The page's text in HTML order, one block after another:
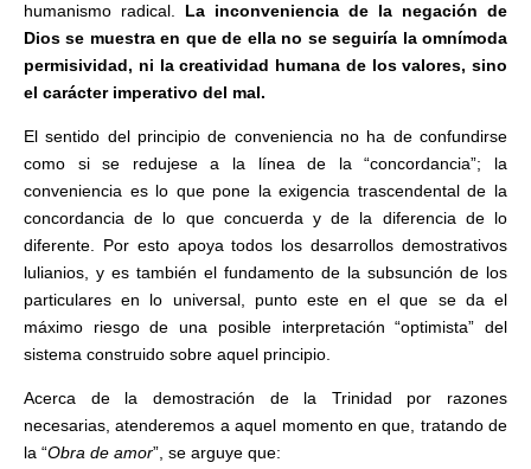
humanismo radical. La inconveniencia de la negación de
Dios se muestra en que de ella no se seguiría la omnímoda
permisividad, ni la creatividad humana de los valores, sino
el carácter imperativo del mal.
El sentido del principio de conveniencia no ha de confundirse
como si se redujese a la línea de la “concordancia”; la
conveniencia es lo que pone la exigencia trascendental de la
concordancia de lo que concuerda y de la diferencia de lo
diferente. Por esto apoya todos los desarrollos demostrativos
lulianios, y es también el fundamento de la subsunción de los
particulares en lo universal, punto este en el que se da el
máximo riesgo de una posible interpretación “optimista” del
sistema construido sobre aquel principio.
Acerca de la demostración de la Trinidad por razones
necesarias, atenderemos a aquel momento en que, tratando de
la “Obra de amor”, se arguye que: